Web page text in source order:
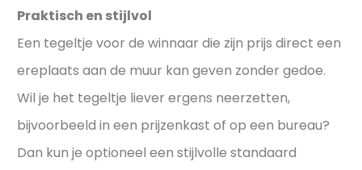
Praktisch en stijlvol
Een tegeltje voor de winnaar die zijn prijs direct een
ereplaats aan de muur kan geven zonder gedoe.
Wil je het tegeltje liever ergens neerzetten,
bijvoorbeeld in een prijzenkast of op een bureau?
Dan kun je optioneel een stijlvolle standaard